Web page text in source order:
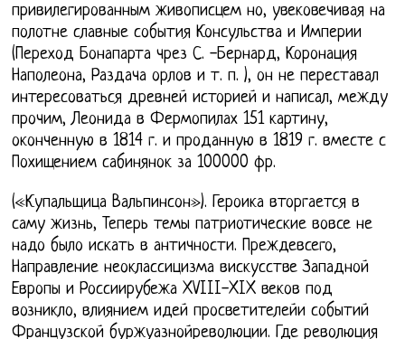
привилегированным живописцем но, увековечивая на
полотне славные события Консульства и Империи
(Переход Бонапарта чрез С. -Бернард, Коронация
Наполеона, Раздача орлов и т. п. ), он не переставал
интересоваться древней историей и написал, между
прочим, Леонида в Фермопилах 151 картину,
оконченную в 1814 г. и проданную в 1819 г. вместе с
Похищением сабинянок за 100000 фр.
(«Купальщица Вальпинсон»). Героика вторгается в
саму жизнь, Теперь темы патриотические вовсе не
надо было искать в античности. Преждевсего,
Направление неоклассицизма вискусстве Западной
Европы и Россиирубежа XVIII-XIX веков под
возникло, влиянием идей просветителейи событий
Французской буржуазнойреволюции. Где революция